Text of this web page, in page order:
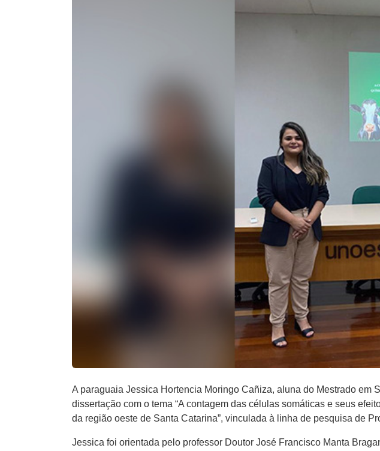
A paraguaia Jessica Hortencia Moringo Cañiza, aluna do Mestrado
dissertação com o tema “A contagem das células somáticas e seus
da região oeste de Santa Catarina”, vinculada à linha de pesquisa de
Jessica foi orientada pelo professor Doutor José Francisco Manta